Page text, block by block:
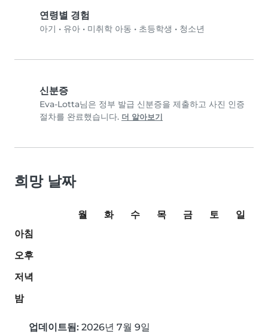
연령별 경험
아기 • 유아 • 미취학 아동 • 초등학생 • 청소년
신분증
Eva-Lotta님은 정부 발급 신분증을 제출하고 사진 인증
절차를 완료했습니다. 더 알아보기
희망 날짜
월 화 수 목 금 토
일
아침
오후
저녁
밤
업데이트됨: 2026년 7월 9일